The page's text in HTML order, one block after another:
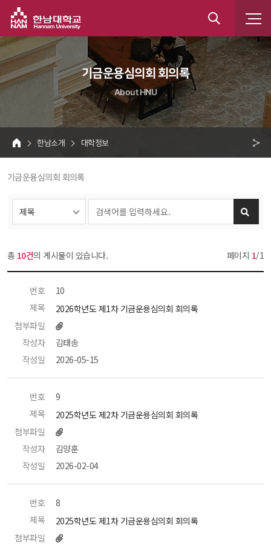
통
합
검
색
기금운용심의회 회의록
About HNU
HOME
한남소개 대학정보
기금운용심의회 회의록
총 10건의 게시물이 있습니다. 페이지 1/1
번호
10
제목
2026학년도 제1차 기금운용심의회 회의록
첨부파일
작성자
김태송
작성일
2026-05-15
번호
9
제목
2025학년도 제2차 기금운용심의회 회의록
첨부파일
작성자
김양훈
작성일
2026-02-04
번호
8
제목
2025학년도 제1차 기금운용심의회 회의록
첨부파일